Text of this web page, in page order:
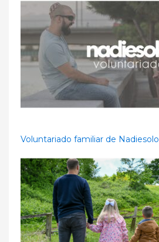
Voluntariado familiar de Nadiesolo